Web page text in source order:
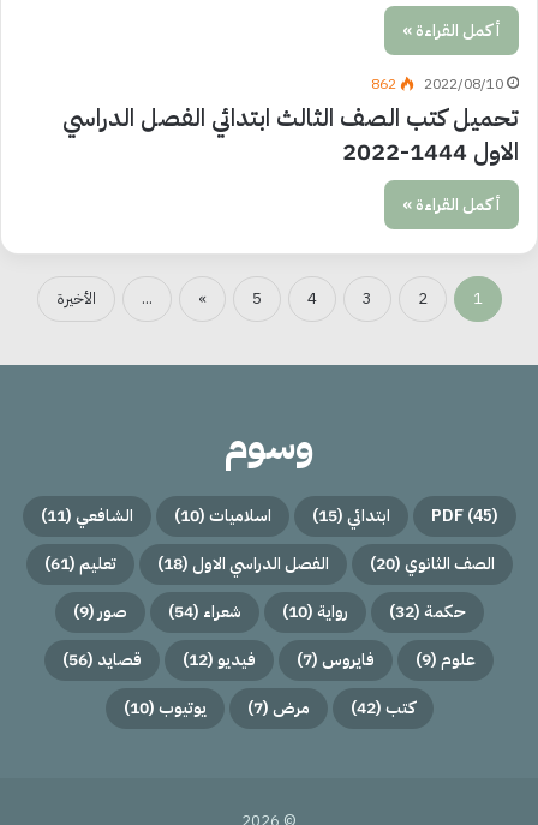
أكمل القراءة »
2022/08/10
862
تحميل كتب الصف الثالث ابتدائي الفصل الدراسي
الاول 1444-2022
أكمل القراءة »
1
2
3
4
5
»
... الأخيرة
وسوم
PDF(45) ابتدائي(15) اسلاميات(10) الشافعي(11)
الصف الثانوي(20) الفصل الدراسي الاول(18) تعليم(61)
حكمة(32) رواية(10) شعراء (54) صور(9)
علوم(9) فايروس(7) فيديو(12) قصايد (56)
كتب(42) مرض(7) يوتيوب(10)